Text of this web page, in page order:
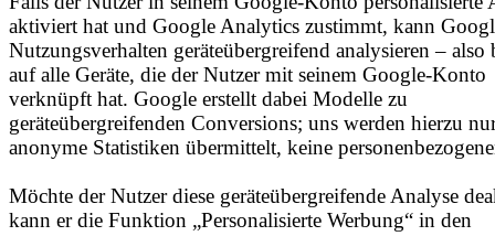
aktiviert hat und Google Analytics zustimmt, kann
Nutzungsverhalten geräteübergreifend analysieren – also
auf alle Geräte, die der Nutzer mit seinem Google-Konto
verknüpft hat. Google erstellt dabei Modelle zu
geräteübergreifenden Conversions; uns werden hierzu
anonyme Statistiken übermittelt, keine
Möchte der Nutzer diese geräteübergreifende Analyse
kann er die Funktion „Personalisierte Werbung“ in den